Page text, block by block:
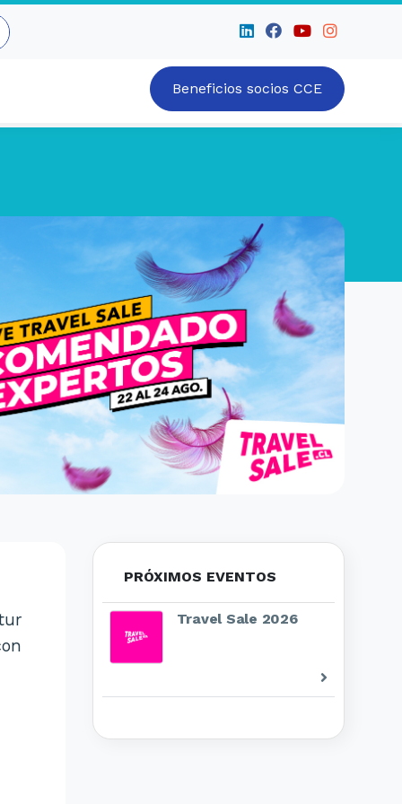
Beneficios socios CCE
PRÓXIMOS EVENTOS
Travel Sale 2026